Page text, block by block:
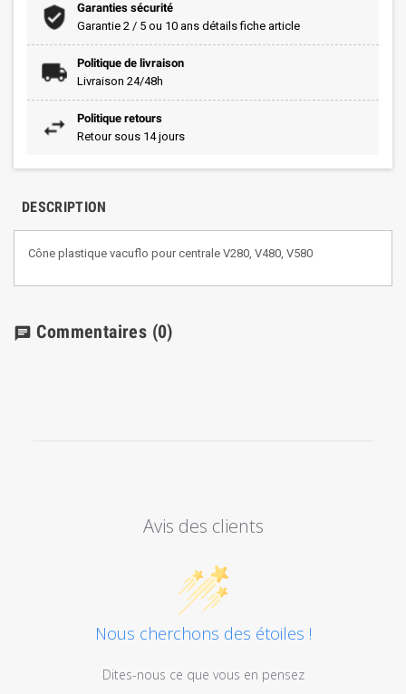
Garanties sécurité
Garantie 2 / 5 ou 10 ans détails fiche article
Politique de livraison
Livraison 24/48h
Politique retours
Retour sous 14 jours
DESCRIPTION
Cône plastique vacuflo pour centrale V280, V480, V580
chat Commentaires (0)
Avis des clients
Nous cherchons des étoiles !
Dites-nous ce que vous en pensez